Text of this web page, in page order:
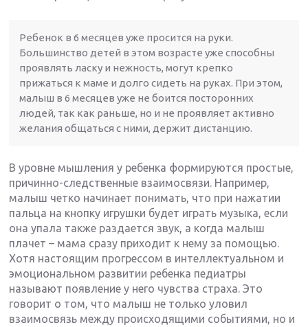
Ребенок в 6 месяцев уже просится на руки.
Большинство детей в этом возрасте уже способны
проявлять ласку и нежность, могут крепко
прижаться к маме и долго сидеть на руках. При этом,
малыш в 6 месяцев уже не боится посторонних
людей, так как раньше, но и не проявляет активно
желания общаться с ними, держит дистанцию.
В уровне мышления у ребенка формируются простые,
причинно-следственные взаимосвязи. Например,
малыш четко начинает понимать, что при нажатии
пальца на кнопку игрушки будет играть музыка, если
она упала также раздается звук, а когда малыш
плачет – мама сразу приходит к нему за помощью.
Хотя настоящим прогрессом в интеллектуальном и
эмоциональном развитии ребенка педиатры
называют появление у него чувства страха. Это
говорит о том, что малыш не только уловил
взаимосвязь между происходящими событиями, но и